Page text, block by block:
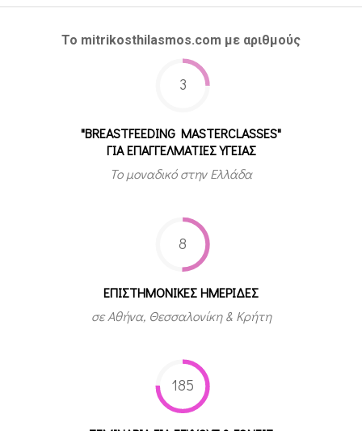
Το mitrikosthilasmos.com με αριθμούς
3
"BREASTFEEDING MASTERCLASSES"
ΓΙΑ ΕΠΑΓΓΕΛΜΑΤΙΕΣ ΥΓΕΙΑΣ
Το μοναδικό στην Ελλάδα
8
ΕΠΙΣΤΗΜΟΝΙΚΕΣ ΗΜΕΡΙΔΕΣ
σε Αθήνα, Θεσσαλονίκη & Κρήτη
185